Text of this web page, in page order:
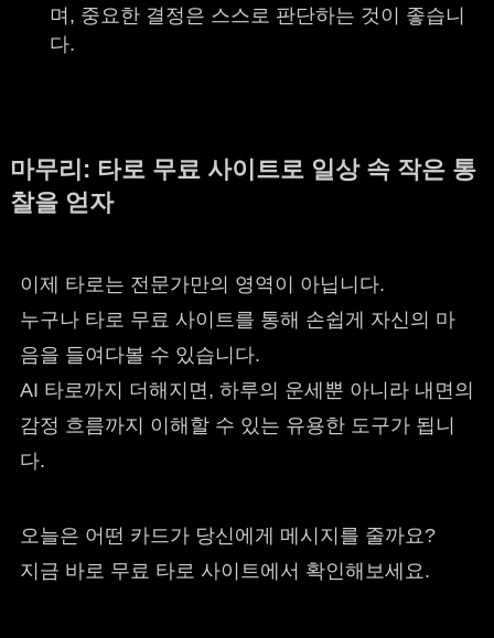
며, 중요한 결정은 스스로 판단하는 것이 좋습니
다.
마무리: 타로 무료 사이트로 일상 속 작은 통
찰을 얻자
이제 타로는 전문가만의 영역이 아닙니다.
누구나 타로 무료 사이트를 통해 손쉽게 자신의 마
음을 들여다볼 수 있습니다.
AI 타로까지 더해지면, 하루의 운세뿐 아니라 내면의
감정 흐름까지 이해할 수 있는 유용한 도구가 됩니
다.
오늘은 어떤 카드가 당신에게 메시지를 줄까요?
지금 바로 무료 타로 사이트에서 확인해보세요.